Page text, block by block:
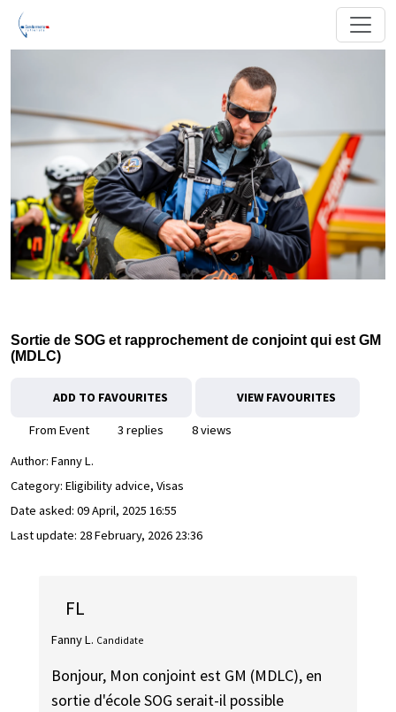
Sortie de SOG et rapprochement de conjoint qui est GM
(MDLC)
ADD TO FAVOURITES VIEW FAVOURITES
From Event 3 replies
8 views
Author: Fanny L.
Category: Eligibility advice, Visas
Date asked: 09 April, 2025 16:55
Last update: 28 February, 2026 23:36
FL
Fanny L. Candidate
Bonjour, Mon conjoint est GM (MDLC), en
sortie d'école SOG serait-il possible